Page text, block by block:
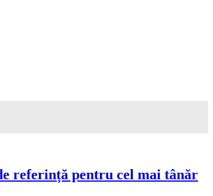
referință pentru cel mai tânăr